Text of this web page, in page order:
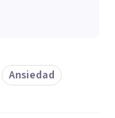
Ansiedad